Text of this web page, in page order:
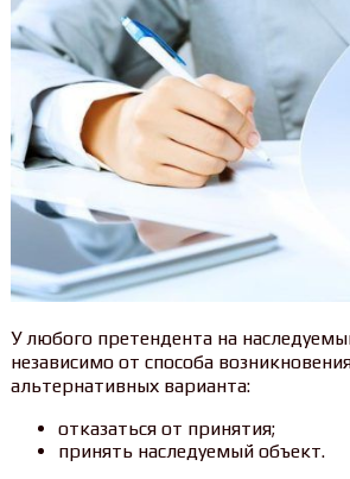
У любого претендента на
независимо от способа
альтернативных варианта:
отказаться от принятия;
принять наследуемый объект.